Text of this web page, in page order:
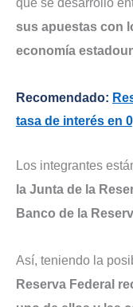
que se desarrolló
sus apuestas con
economía
Recomendado:
tasa de interés en
Los integrantes
la Junta de la
Banco de la
Así, teniendo la
Reserva Federal